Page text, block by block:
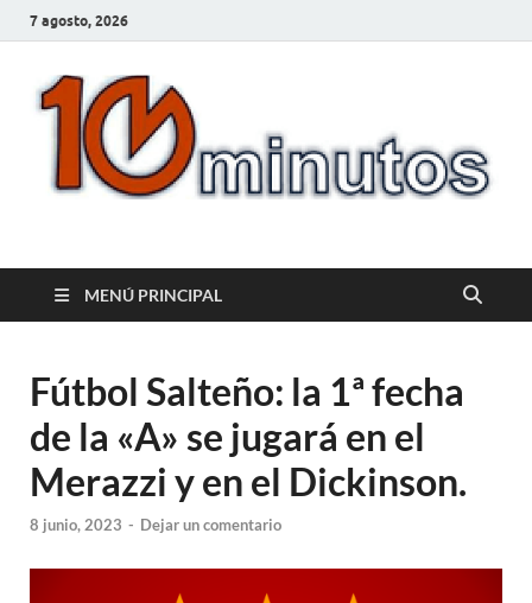
7 agosto, 2026
10minutos.com.uy
MENÚ PRINCIPAL
Fútbol Salteño: la 1ª fecha
de la «A» se jugará en el
Merazzi y en el Dickinson.
8 junio, 2023 - Dejar un comentario